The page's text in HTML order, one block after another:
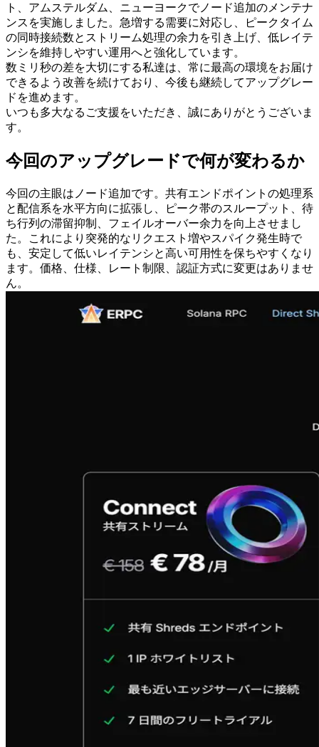
ト、アムステルダム、ニューヨークでノード追加のメンテナ
ンスを実施しました。急増する需要に対応し、ピークタイム
の同時接続数とストリーム処理の余力を引き上げ、低レイテ
ンシを維持しやすい運用へと強化しています。
数ミリ秒の差を大切にする私達は、常に最高の環境をお届け
できるよう改善を続けており、今後も継続してアップグレー
ドを進めます。
いつも多大なるご支援をいただき、誠にありがとうございま
す。
今回のアップグレードで何が変わるか
今回の主眼はノード追加です。共有エンドポイントの処理系
と配信系を水平方向に拡張し、ピーク帯のスループット、待
ち行列の滞留抑制、フェイルオーバー余力を向上させまし
た。これにより突発的なリクエスト増やスパイク発生時で
も、安定して低いレイテンシと高い可用性を保ちやすくなり
ます。価格、仕様、レート制限、認証方式に変更はありませ
ん。